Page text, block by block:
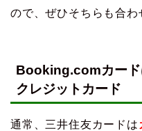
ので、ぜひそちらも合わ
Booking.comカード
クレジットカード
通常、三井住友カードは